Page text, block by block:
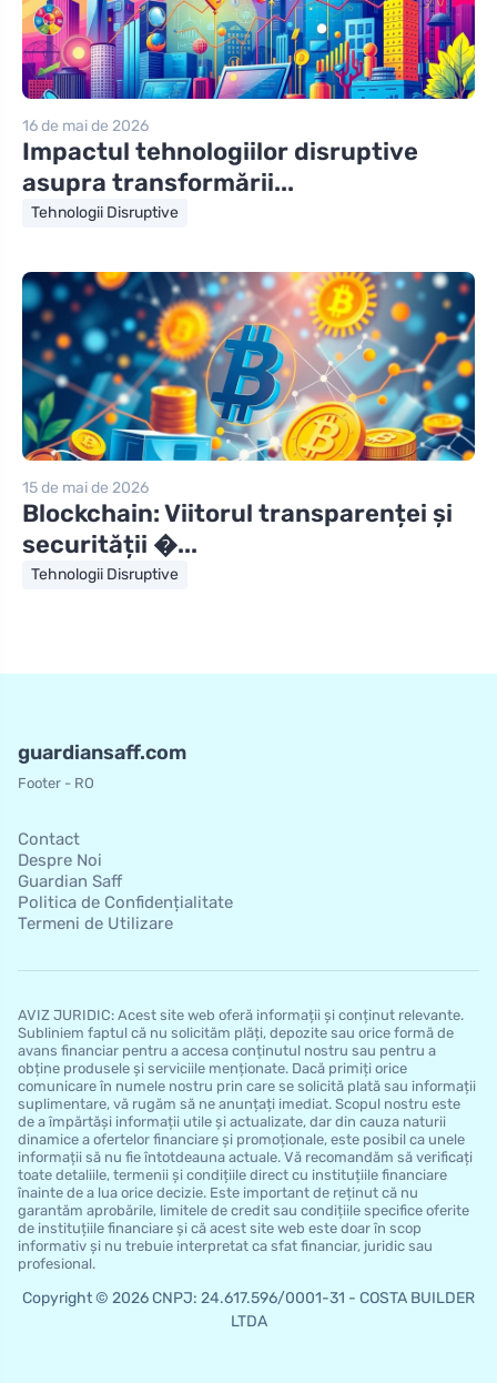
16 de mai de 2026
Impactul tehnologiilor disruptive
asupra transformării...
Tehnologii Disruptive
15 de mai de 2026
Blockchain: Viitorul transparenței și
securității �...
Tehnologii Disruptive
guardiansaff.com
Footer - RO
Contact
Despre Noi
Guardian Saff
Politica de Confidențialitate
Termeni de Utilizare
AVIZ JURIDIC: Acest site web oferă informații și conținut relevante.
Subliniem faptul că nu solicităm plăți, depozite sau orice formă de
avans financiar pentru a accesa conținutul nostru sau pentru a
obține produsele și serviciile menționate. Dacă primiți orice
comunicare în numele nostru prin care se solicită plată sau informații
suplimentare, vă rugăm să ne anunțați imediat. Scopul nostru este
de a împărtăși informații utile și actualizate, dar din cauza naturii
dinamice a ofertelor financiare și promoționale, este posibil ca unele
informații să nu fie întotdeauna actuale. Vă recomandăm să verificați
toate detaliile, termenii și condițiile direct cu instituțiile financiare
înainte de a lua orice decizie. Este important de reținut că nu
garantăm aprobările, limitele de credit sau condițiile specifice oferite
de instituțiile financiare și că acest site web este doar în scop
informativ și nu trebuie interpretat ca sfat financiar, juridic sau
profesional.
Copyright © 2026 CNPJ: 24.617.596/0001-31 - COSTA BUILDER
LTDA